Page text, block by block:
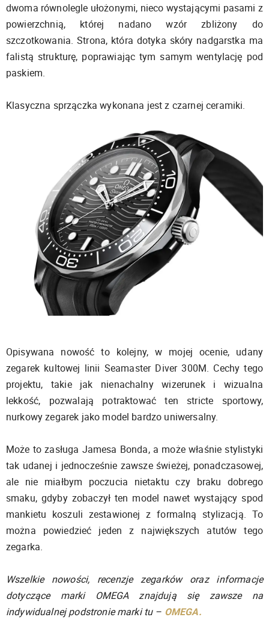
dwoma równolegle ułożonymi, nieco wystającymi pasami z
powierzchnią, której nadano wzór zbliżony do
szczotkowania. Strona, która dotyka skóry nadgarstka ma
falistą strukturę, poprawiając tym samym wentylację pod
paskiem.
Klasyczna sprzączka wykonana jest z czarnej ceramiki.
Opisywana nowość to kolejny, w mojej ocenie, udany
zegarek kultowej linii Seamaster Diver 300M. Cechy tego
projektu, takie jak nienachalny wizerunek i wizualna
lekkość, pozwalają potraktować ten stricte sportowy,
nurkowy zegarek jako model bardzo uniwersalny.
Może to zasługa Jamesa Bonda, a może właśnie stylistyki
tak udanej i jednocześnie zawsze świeżej, ponadczasowej,
ale nie miałbym poczucia nietaktu czy braku dobrego
smaku, gdyby zobaczył ten model nawet wystający spod
mankietu koszuli zestawionej z formalną stylizacją. To
można powiedzieć jeden z największych atutów tego
zegarka.
Wszelkie nowości, recenzje zegarków oraz informacje
dotyczące marki OMEGA znajdują się zawsze na
indywidualnej podstronie marki tu – OMEGA.